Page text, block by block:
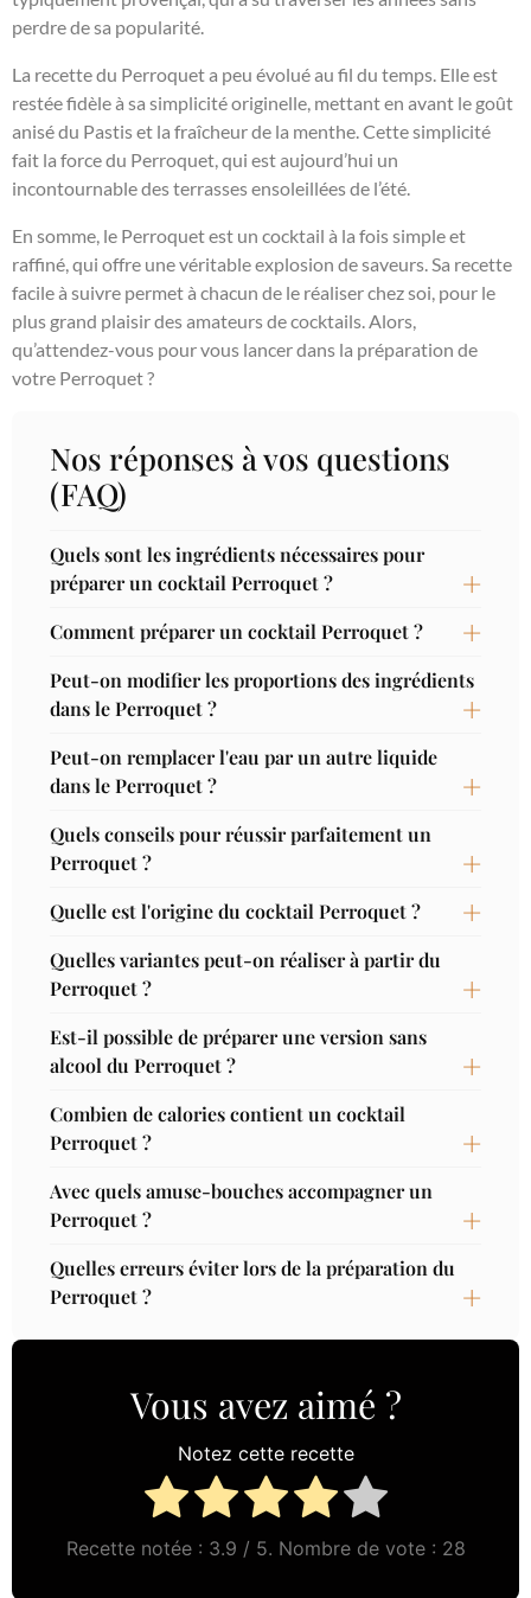
perdre de sa popularité.
La recette du Perroquet a peu évolué au fil du temps. Elle est
restée fidèle à sa simplicité originelle, mettant en avant le goût
anisé du Pastis et la fraîcheur de la menthe. Cette simplicité
fait la force du Perroquet, qui est aujourd’hui un
incontournable des terrasses ensoleillées de l’été.
En somme, le Perroquet est un cocktail à la fois simple et
raffiné, qui offre une véritable explosion de saveurs. Sa recette
facile à suivre permet à chacun de le réaliser chez soi, pour le
plus grand plaisir des amateurs de cocktails. Alors,
qu’attendez-vous pour vous lancer dans la préparation de
votre Perroquet ?
Nos réponses à vos questions
(FAQ)
Quels sont les ingrédients nécessaires pour
préparer un cocktail Perroquet ?
Comment préparer un cocktail Perroquet ?
Peut-on modifier les proportions des ingrédients
dans le Perroquet ?
Peut-on remplacer l'eau par un autre liquide
dans le Perroquet ?
Quels conseils pour réussir parfaitement un
Perroquet ?
Quelle est l'origine du cocktail Perroquet ?
Quelles variantes peut-on réaliser à partir du
Perroquet ?
Est-il possible de préparer une version sans
alcool du Perroquet ?
Combien de calories contient un cocktail
Perroquet ?
Avec quels amuse-bouches accompagner un
Perroquet ?
Quelles erreurs éviter lors de la préparation du
Perroquet ?
Vous avez aimé ?
Notez cette recette
Recette notée : 3.9 / 5. Nombre de vote : 28